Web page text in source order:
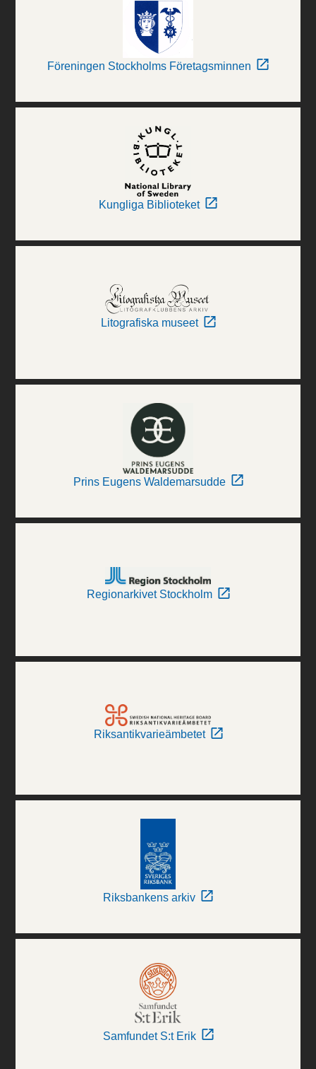
Föreningen Stockholms Företagsminnen
Kungliga Biblioteket
Litografiska museet
Prins Eugens Waldemarsudde
Regionarkivet Stockholm
Riksantikvarieämbetet
Riksbankens arkiv
Samfundet S:t Erik